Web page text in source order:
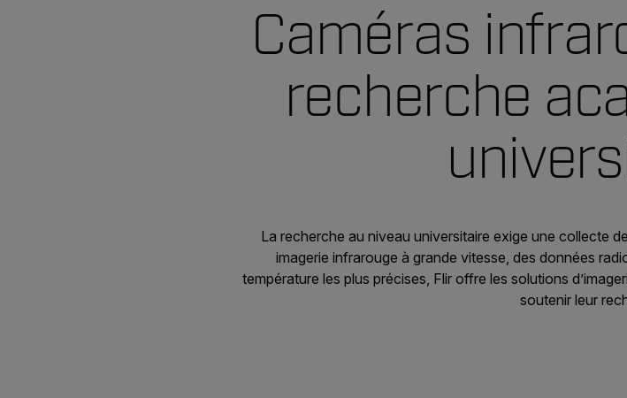
Caméras
recherche
La recherche au niveau universitaire exige une collecte
imagerie infrarouge à grande vitesse, des données
température les plus précises, Flir offre les solutions
soutenir leur